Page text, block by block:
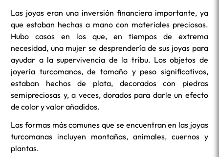
Las joyas eran una inversión financiera importante, ya
que estaban hechas a mano con materiales preciosos.
Hubo casos en los que, en tiempos de extrema
necesidad, una mujer se desprendería de sus joyas para
ayudar a la supervivencia de la tribu. Los objetos de
joyería turcomanos, de tamaño y peso significativos,
estaban hechos de plata, decorados con piedras
semipreciosas y, a veces, dorados para darle un efecto
de color y valor añadidos.
Las formas más comunes que se encuentran en las joyas
turcomanas incluyen montañas, animales, cuernos y
plantas.